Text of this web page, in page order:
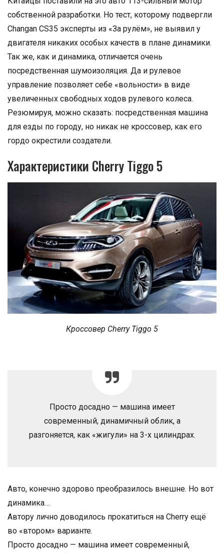
собственной разработки. Но тест, которому подвергли
Changan CS35 эксперты из «За рулём», не выявил у
двигателя никаких особых качеств в плане динамики.
Так же, как и динамика, отличается очень
посредственная шумоизоляция. Да и рулевое
управление позволяет себе «вольности» в виде
увеличенных свободных ходов рулевого колеса.
Резюмируя, можно сказать: посредственная машина
для езды по городу, но никак не кроссовер, как его
гордо окрестили создатели.
Характеристики Cherry Tiggo 5
Кроссовер Cherry Tiggo 5
Просто досадно — машина имеет
современный, динамичный облик, а
разгоняется, как «жигули» на 3-х цилиндрах.
Авто, конечно здорово преобразилось внешне. Но вот
динамика…
Автору лично доводилось прокатиться на Cherry ещё
во «втором» варианте.
Просто досадно — машина имеет современный,